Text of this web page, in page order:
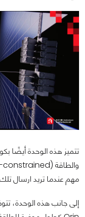
تتميز هذه الوحدة أيضًا
مهم عندما تريد ارسال